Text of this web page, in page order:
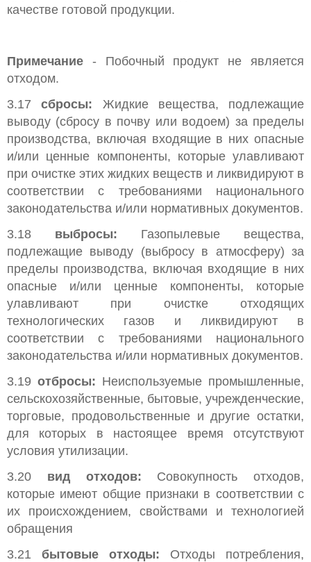
качестве готовой продукции.
Примечание - Побочный продукт не является
отходом.
3.17сбросы: Жидкие вещества, подлежащие
выводу (сбросу в почву или водоем) за пределы
производства, включая входящие в них опасные
и/или ценные компоненты, которые улавливают
при очистке этих жидких веществ и ликвидируют в
соответствии с требованиями национального
законодательства и/или нормативных документов.
3.18 выбросы: Газопылевые вещества,
подлежащие выводу (выбросу в атмосферу) за
пределы производства, включая входящие в них
опасные и/или ценные компоненты, которые
улавливают при очистке отходящих
технологических газов и ликвидируют в
соответствии с требованиями национального
законодательства и/или нормативных документов.
3.19 отбросы: Неиспользуемые промышленные,
сельскохозяйственные, бытовые, учрежденческие,
торговые, продовольственные и другие остатки,
для которых в настоящее время отсутствуют
условия утилизации.
3.20 вид отходов: Совокупность отходов,
которые имеют общие признаки в соответствии с
их происхождением, свойствами и технологией
обращения
3.21 бытовые отходы: Отходы потребления,